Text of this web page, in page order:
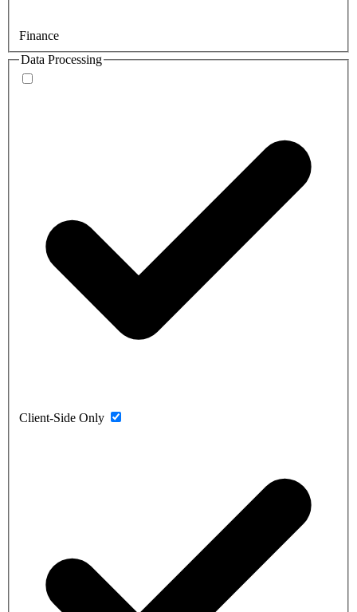
Finance
Data Processing
Client-Side Only